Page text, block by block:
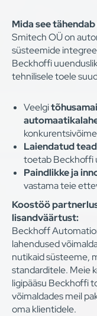
Mida see
Smitech OÜ on
süsteemide
Beckhoffi
tehnilisele toele
Veelgi
Laiendatud
toetab Beckhoffi
Paindlikke ja
vastama teie
Koostöö
lisandväärtust:
Beckhoff
lahendused
nutikaid süsteeme,
standarditele. Meie
ligipääsu Beckhoffi
võimaldades meil
oma klientidele.